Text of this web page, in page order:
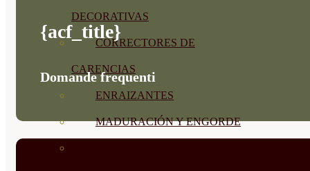
DECORATIVAS
CORRECTORES DE
CARENCIAS
ENRAIZANTES
MADURACIÓN Y ENGORDE
{acf_title}
Domande frequenti